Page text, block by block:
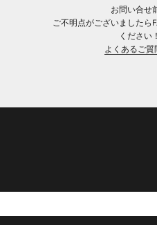
お問い合せ
ご不明点がございましたら
ください！
よくあるご